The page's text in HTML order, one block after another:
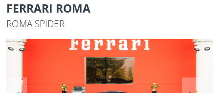
FERRARI ROMA
ROMA SPIDER